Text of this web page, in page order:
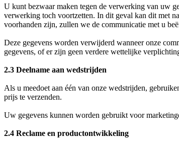
U kunt bezwaar maken tegen de verwerking van uw
verwerking toch voortzetten. In dit geval kan dit met
voorhanden zijn, zullen we de communicatie met u
Deze gegevens worden verwijderd wanneer onze
gegevens, of er zijn geen verdere wettelijke
2.3 Deelname aan wedstrijden
Als u meedoet aan één van onze wedstrijden,
prijs te verzenden.
Uw gegevens kunnen worden gebruikt voor
2.4 Reclame en productontwikkeling